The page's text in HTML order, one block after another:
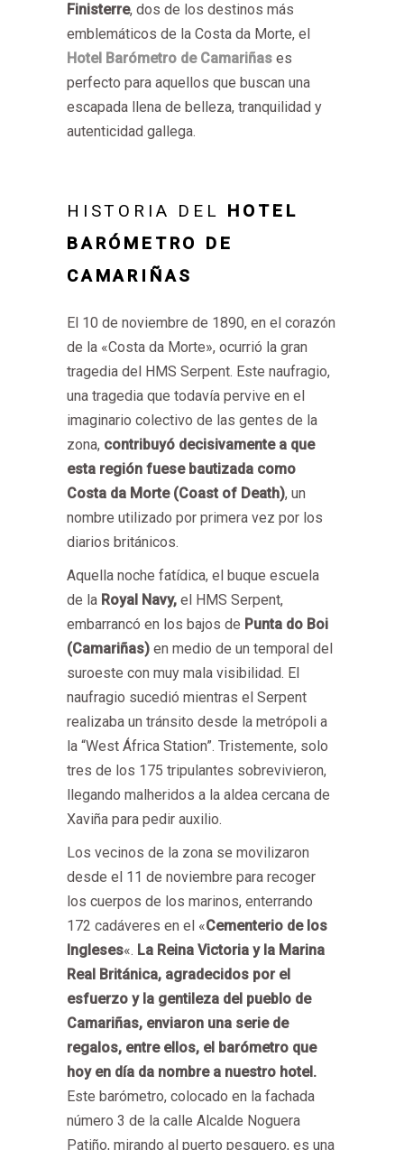
Finisterre, dos de los destinos más
emblemáticos de la Costa da Morte, el
Hotel Barómetro de Camariñas es
perfecto para aquellos que buscan una
escapada llena de belleza, tranquilidad y
autenticidad gallega.
HISTORIA DEL HOTEL
BARÓMETRO DE
CAMARIÑAS
El 10 de noviembre de 1890, en el corazón
de la «Costa da Morte», ocurrió la gran
tragedia del HMS Serpent. Este naufragio,
una tragedia que todavía pervive en el
imaginario colectivo de las gentes de la
zona, contribuyó decisivamente a que
esta región fuese bautizada como
Costa da Morte (Coast of Death), un
nombre utilizado por primera vez por los
diarios británicos.
Aquella noche fatídica, el buque escuela
de la Royal Navy, el HMS Serpent,
embarrancó en los bajos de Punta do Boi
(Camariñas) en medio de un temporal del
suroeste con muy mala visibilidad. El
naufragio sucedió mientras el Serpent
realizaba un tránsito desde la metrópoli a
la “West África Station”. Tristemente, solo
tres de los 175 tripulantes sobrevivieron,
llegando malheridos a la aldea cercana de
Xaviña para pedir auxilio.
Los vecinos de la zona se movilizaron
desde el 11 de noviembre para recoger
los cuerpos de los marinos, enterrando
172 cadáveres en el «Cementerio de los
Ingleses«. La Reina Victoria y la Marina
Real Británica, agradecidos por el
esfuerzo y la gentileza del pueblo de
Camariñas, enviaron una serie de
regalos, entre ellos, el barómetro que
hoy en día da nombre a nuestro hotel.
Este barómetro, colocado en la fachada
número 3 de la calle Alcalde Noguera
Patiño, mirando al puerto pesquero, es una